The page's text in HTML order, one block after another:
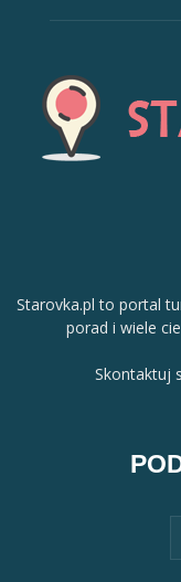
Starovka.pl to portal
porad i wiele
Skontaktuj